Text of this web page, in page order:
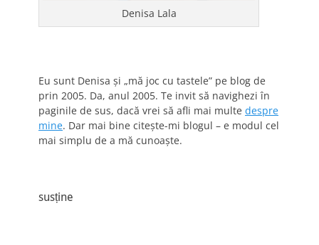
Denisa Lala
Eu sunt Denisa și „mă joc cu tastele” pe blog de
prin 2005. Da, anul 2005. Te invit să navighezi în
paginile de sus, dacă vrei să afli mai multe despre
mine. Dar mai bine citește-mi blogul – e modul cel
mai simplu de a mă cunoaște.
susține